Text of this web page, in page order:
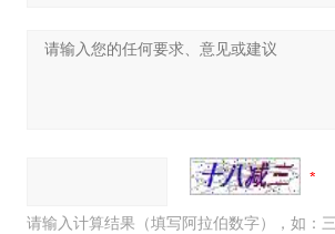
请输入计算结果（填写阿拉伯数字），如：